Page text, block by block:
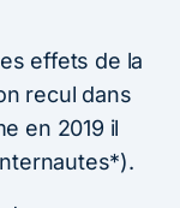
effets de la
recul dans
en 2019 il